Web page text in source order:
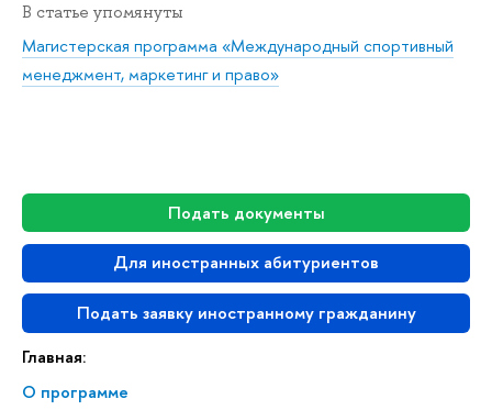
Подать документы
Для иностранных абитуриентов
Подать заявку иностранному гражданину
Главная:
О программе
В статье упомянуты
Магистерская программа «Международный спортивный
менеджмент, маркетинг и право»